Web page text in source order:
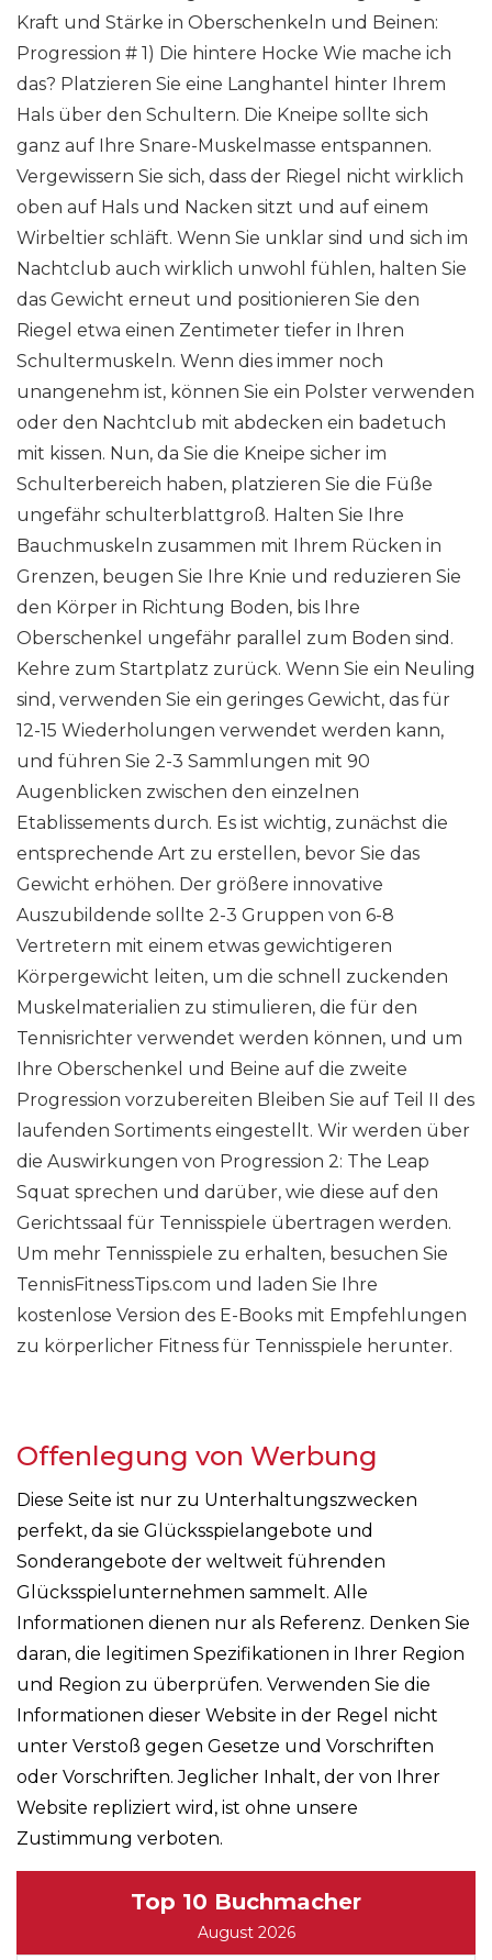
Kraft und Stärke in Oberschenkeln und Beinen:
Progression # 1) Die hintere Hocke Wie mache ich
das? Platzieren Sie eine Langhantel hinter Ihrem
Hals über den Schultern. Die Kneipe sollte sich
ganz auf Ihre Snare-Muskelmasse entspannen.
Vergewissern Sie sich, dass der Riegel nicht wirklich
oben auf Hals und Nacken sitzt und auf einem
Wirbeltier schläft. Wenn Sie unklar sind und sich im
Nachtclub auch wirklich unwohl fühlen, halten Sie
das Gewicht erneut und positionieren Sie den
Riegel etwa einen Zentimeter tiefer in Ihren
Schultermuskeln. Wenn dies immer noch
unangenehm ist, können Sie ein Polster verwenden
oder den Nachtclub mit abdecken ein badetuch
mit kissen. Nun, da Sie die Kneipe sicher im
Schulterbereich haben, platzieren Sie die Füße
ungefähr schulterblattgroß. Halten Sie Ihre
Bauchmuskeln zusammen mit Ihrem Rücken in
Grenzen, beugen Sie Ihre Knie und reduzieren Sie
den Körper in Richtung Boden, bis Ihre
Oberschenkel ungefähr parallel zum Boden sind.
Kehre zum Startplatz zurück. Wenn Sie ein Neuling
sind, verwenden Sie ein geringes Gewicht, das für
12-15 Wiederholungen verwendet werden kann,
und führen Sie 2-3 Sammlungen mit 90
Augenblicken zwischen den einzelnen
Etablissements durch. Es ist wichtig, zunächst die
entsprechende Art zu erstellen, bevor Sie das
Gewicht erhöhen. Der größere innovative
Auszubildende sollte 2-3 Gruppen von 6-8
Vertretern mit einem etwas gewichtigeren
Körpergewicht leiten, um die schnell zuckenden
Muskelmaterialien zu stimulieren, die für den
Tennisrichter verwendet werden können, und um
Ihre Oberschenkel und Beine auf die zweite
Progression vorzubereiten Bleiben Sie auf Teil II des
laufenden Sortiments eingestellt. Wir werden über
die Auswirkungen von Progression 2: The Leap
Squat sprechen und darüber, wie diese auf den
Gerichtssaal für Tennisspiele übertragen werden.
Um mehr Tennisspiele zu erhalten, besuchen Sie
TennisFitnessTips.com und laden Sie Ihre
kostenlose Version des E-Books mit Empfehlungen
zu körperlicher Fitness für Tennisspiele herunter.
Offenlegung von Werbung
Diese Seite ist nur zu Unterhaltungszwecken
perfekt, da sie Glücksspielangebote und
Sonderangebote der weltweit führenden
Glücksspielunternehmen sammelt. Alle
Informationen dienen nur als Referenz. Denken Sie
daran, die legitimen Spezifikationen in Ihrer Region
und Region zu überprüfen. Verwenden Sie die
Informationen dieser Website in der Regel nicht
unter Verstoß gegen Gesetze und Vorschriften
oder Vorschriften. Jeglicher Inhalt, der von Ihrer
Website repliziert wird, ist ohne unsere
Zustimmung verboten.
Top 10 Buchmacher
August 2026